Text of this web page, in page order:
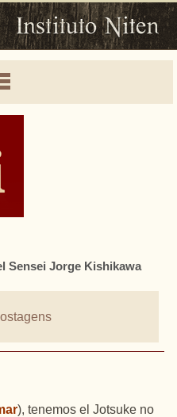
Sensei Jorge Kishikawa
), tenemos el Jotsuke no